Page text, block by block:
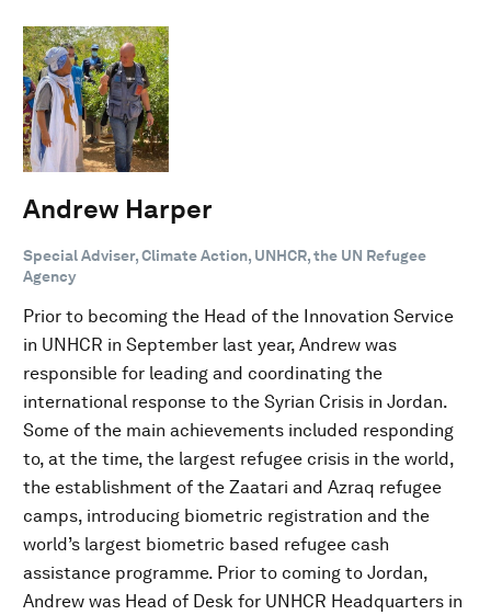
Andrew Harper
Special Adviser, Climate Action, UNHCR, the UN Refugee
Agency
Prior to becoming the Head of the Innovation Service
in UNHCR in September last year, Andrew was
responsible for leading and coordinating the
international response to the Syrian Crisis in Jordan.
Some of the main achievements included responding
to, at the time, the largest refugee crisis in the world,
the establishment of the Zaatari and Azraq refugee
camps, introducing biometric registration and the
world’s largest biometric based refugee cash
assistance programme. Prior to coming to Jordan,
Andrew was Head of Desk for UNHCR Headquarters in